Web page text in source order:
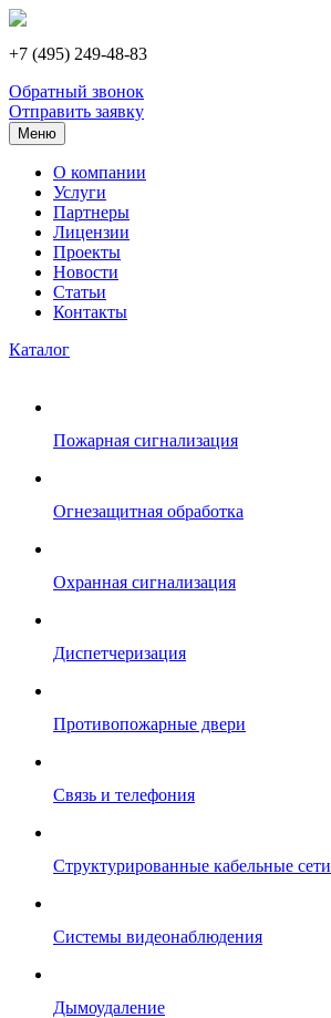
+7 (495) 249-48-83
Обратный звонок
Отправить заявку
Меню
О компании
Услуги
Партнеры
Лицензии
Проекты
Новости
Статьи
Контакты
Каталог
Пожарная сигнализация
Огнезащитная обработка
Охранная сигнализация
Диспетчеризация
Противопожарные двери
Связь и телефония
Структурированные кабельные сети
Системы видеонаблюдения
Дымоудаление